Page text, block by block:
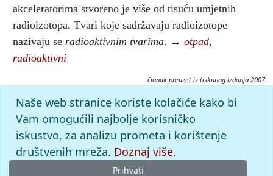
akceleratorima stvoreno je više od tisuću umjetnih
radioizotopa. Tvari koje sadržavaju radioizotope
nazivaju se radioaktivnim tvarima. → otpad,
radioaktivni
članak preuzet iz tiskanog izdanja 2007.
Citiranje:
radioaktivnost.
Tehnički leksikon (2007), mrežno izdanje.
Leksikografski zavod Miroslav Krleža, 2026. Pristupljeno
10.8.2026. <https://tehnicki.lzmk.hr/clanak/radioaktivnost>.
Naše web stranice koriste kolačiće kako bi
Vam omogućili najbolje korisničko
iskustvo, za analizu prometa i korištenje
društvenih mreža. Doznaj više.
Prihvati